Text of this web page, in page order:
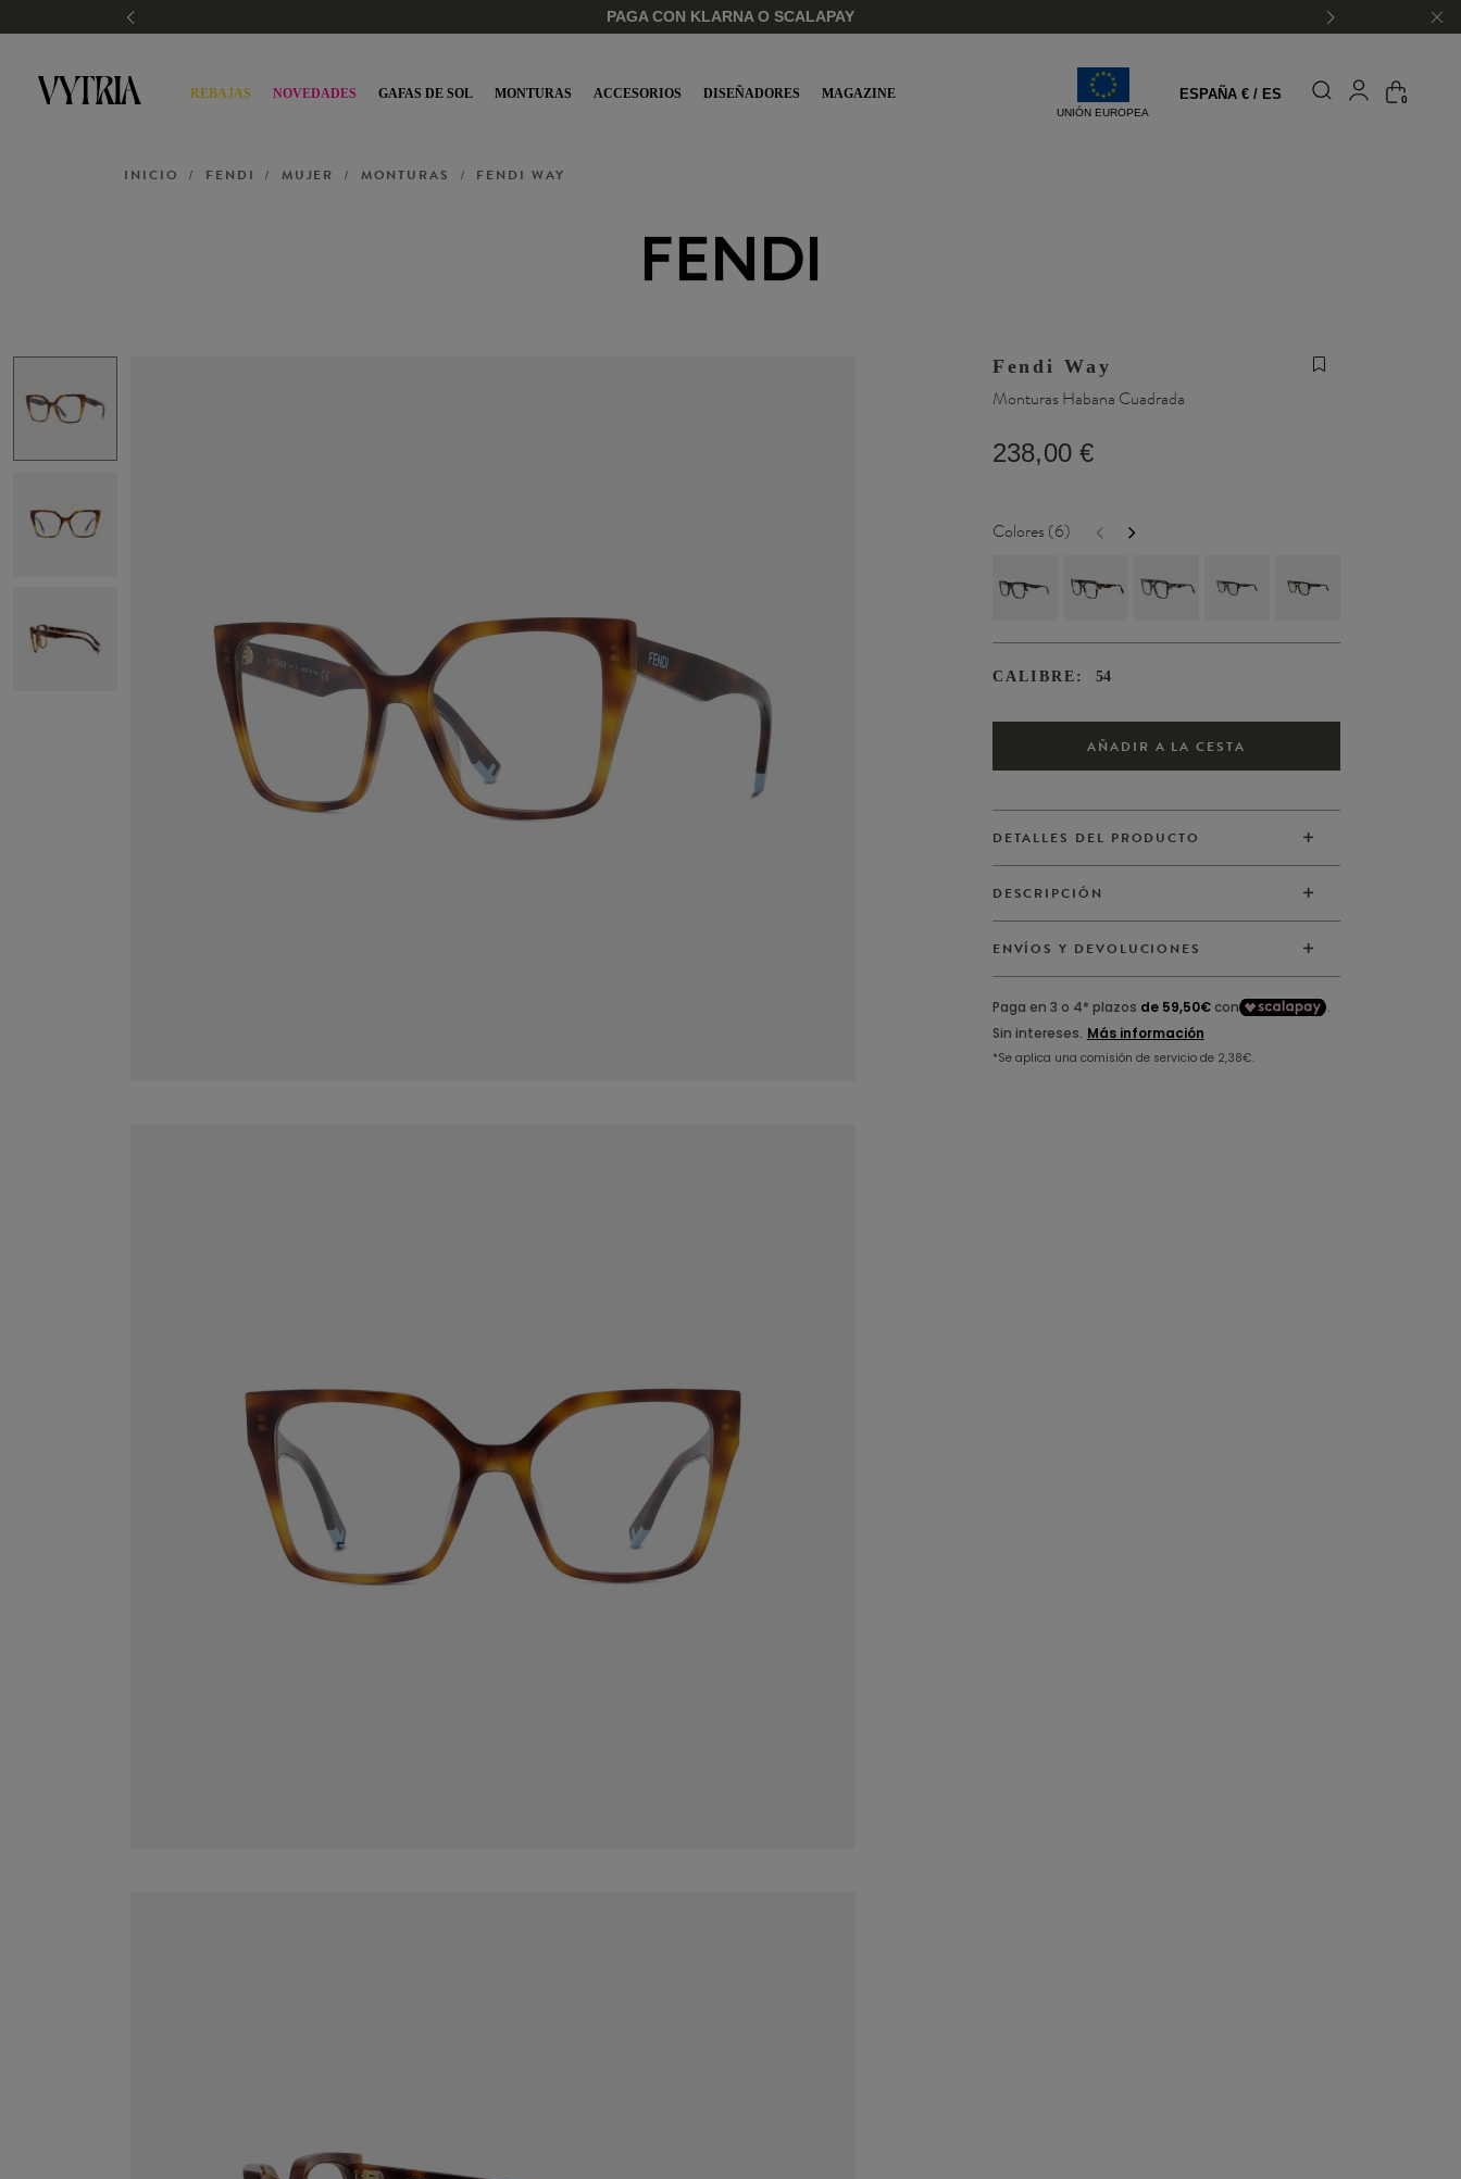
PAGA CON KLARNA O SCALAPAY
REBAJAS NOVEDADES GAFAS DE SOL MONTURAS ACCESORIOS DISEÑADORES MAGAZINE
UNIÓN EUROPEA
ESPAÑA € / ES 0
INICIO / FENDI / MUJER / MONTURAS / FENDI WAY
Fendi Way
Monturas Habana Cuadrada
238,00 €
Colores (6)
CALIBRE: 54
AÑADIR A LA CESTA
DETALLES DEL PRODUCTO
DESCRIPCIÓN
ENVÍOS Y DEVOLUCIONES